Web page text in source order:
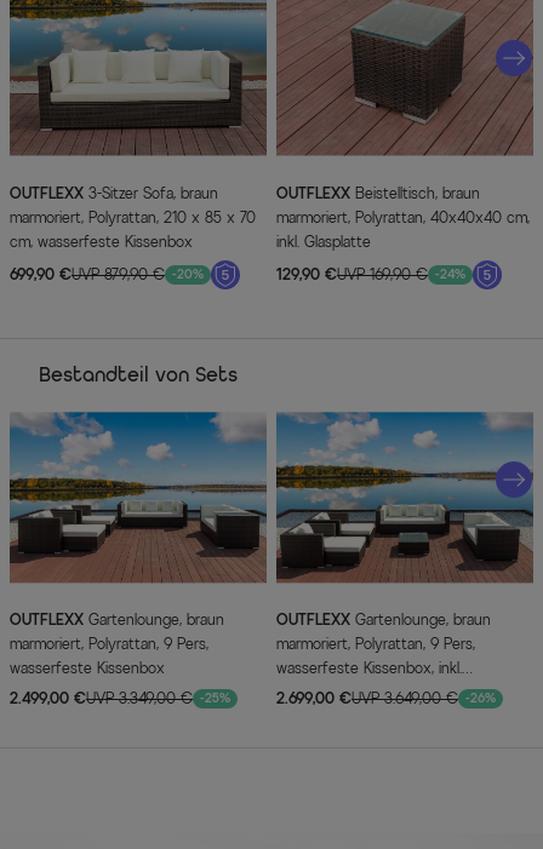
OUTFLEXX
marmoriert, Polyrattan, 210 x 85 x 70
cm, wasserfeste Kissenbox
699,90 €UVP 879,90 € -20%
OUTFLEXX
marmoriert, Polyrattan, 40x40x40 cm,
inkl. Glasplatte
129,90 €UVP 169,90 € -24%
Bestandteil von Sets
OUTFLEXX
marmoriert, Polyrattan, 9 Pers,
wasserfeste Kissenbox
2.499,00 €UVP 3.349,00 € -25%
OUTFLEXX
marmoriert, Polyrattan, 9 Pers,
wasserfeste Kissenbox, inkl.
Beistelltisch
2.699,00 €UVP 3.649,00 € -26%